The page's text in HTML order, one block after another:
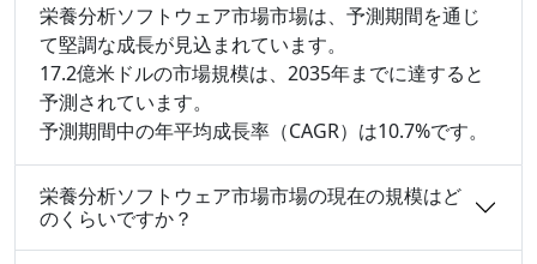
栄養分析ソフトウェア市場市場は、予測期間を通じ
て堅調な成長が見込まれています。
17.2億米ドルの市場規模は、2035年までに達すると
予測されています。
予測期間中の年平均成長率（CAGR）は10.7%です。
栄養分析ソフトウェア市場市場の現在の規模はど
のくらいですか？